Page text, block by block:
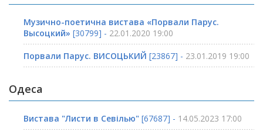
Музично-поетична вистава «Порвали Парус.
Высоцкий» [30799] - 22.01.2020 19:00
Порвали Парус. ВИСОЦЬКИЙ [23867] - 23.01.2019 19:00
Одеса
Вистава "Листи в Севілью" [67687] - 14.05.2023 17:00